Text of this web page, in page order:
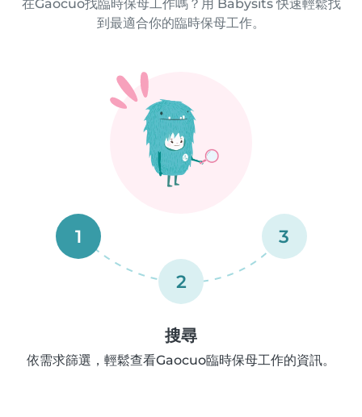
在Gaocuo找臨時保母工作嗎？用 Babysits 快速輕鬆找
到最適合你的臨時保母工作。
1
2
3
搜尋
依需求篩選，輕鬆查看Gaocuo臨時保母工作的資訊。